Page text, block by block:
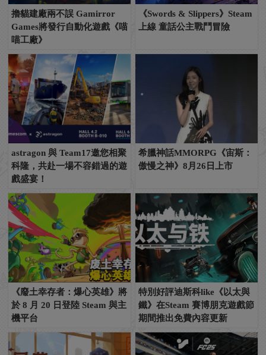
擼貓建廠兩不誤 Gamirror
Games將發行自動化遊戲《喵
喵工廠》
《Swords & Slippers》Steam
上線 童話公主戰鬥冒險
astragon 與 Team17邀您相聚
科隆，共赴一場不容錯過的遊
戲盛宴！
希臘神話MMORPG《宙斯：
傲慢之神》8月26日上市
《廢土幸存者：爆心英雄》將
於 8 月 20 日登陸 Steam 與主
機平台
特別好評迪斯科like《以太與
鐵》在Steam 賽博朋克遊戲節
期間推出免費內容更新